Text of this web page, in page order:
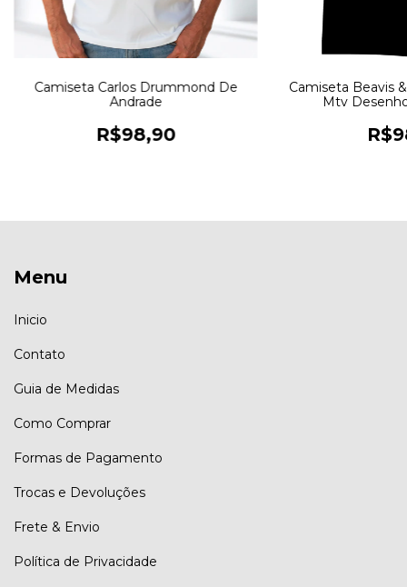
Camiseta Carlos Drummond De
Andrade
R$98,90
Camiseta Beavis
Mtv
Menu
Inicio
Contato
Guia de Medidas
Como Comprar
Formas de Pagamento
Trocas e Devoluções
Frete & Envio
Política de Privacidade